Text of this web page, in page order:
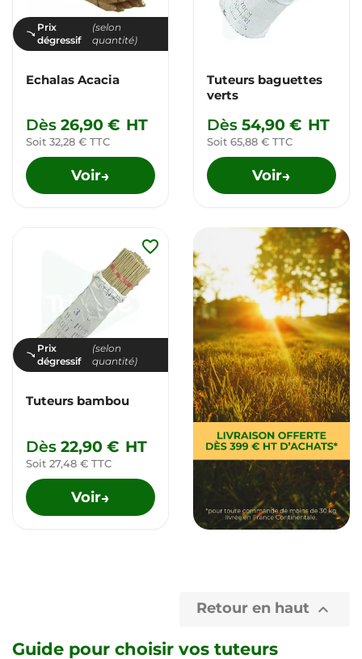
Prix
dégressif
(selon
quantité)
Echalas Acacia
Dès 26,90 € HT
Soit 32,28 € TTC
Voir→
Tuteurs baguettes
verts
Dès 54,90 € HT
Soit 65,88 € TTC
Voir→
Prix
dégressif
(selon
quantité)
Tuteurs bambou
Dès 22,90 € HT
Soit 27,48 € TTC
Voir→
favorite_border
Retour en haut 
Guide pour choisir vos tuteurs